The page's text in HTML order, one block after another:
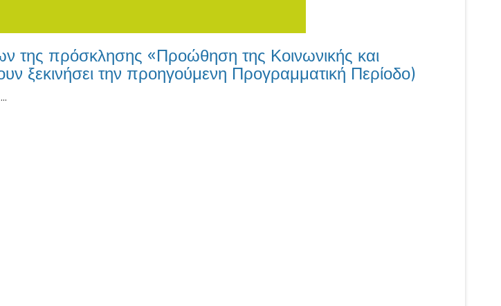
πρόσκλησης «Προώθηση της Κοινωνικής και
ξεκινήσει την προηγούμενη Προγραμματική Περίοδο)